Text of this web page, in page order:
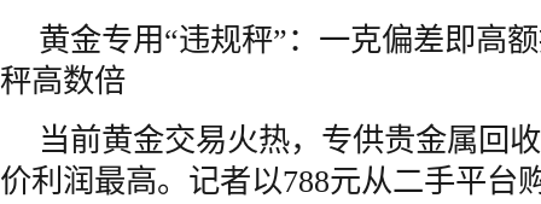
黄金专用“违规秤”：一克偏差即高
秤高数倍
当前黄金交易火热，专供贵金属回
价利润最高。记者以788元从二手平台